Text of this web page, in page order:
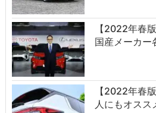
【2022年春
国産メーカ
【2022年春
人にもオス